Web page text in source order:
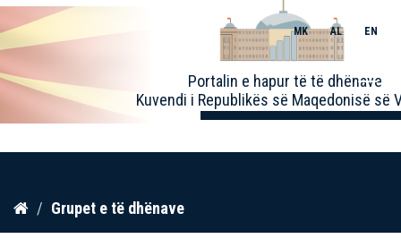
Kalo
përmbajtja
Portalin e hapur të të dhënave
Kuvendi i Republikës së Maqedonisë së
MK AL EN
Toggle
Grupet e të dhënave